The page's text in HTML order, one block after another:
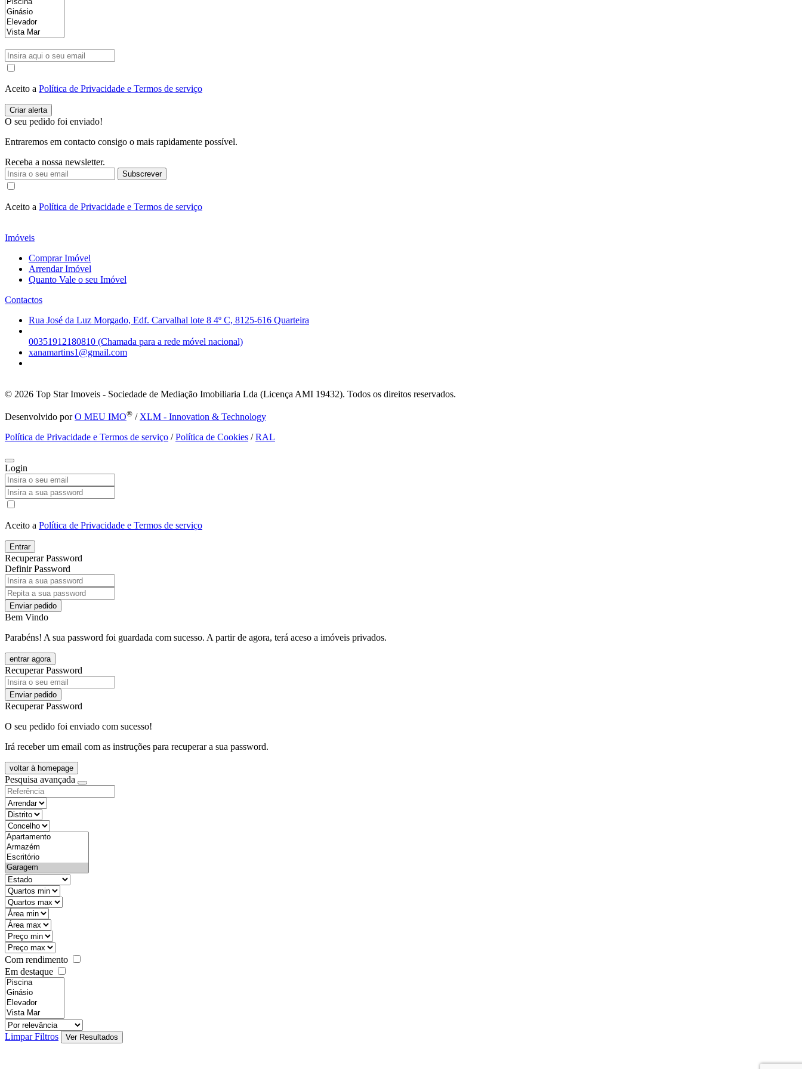
Aceito a Política de Privacidade e Termos de serviço
O seu pedido foi enviado!
Entraremos em contacto consigo o mais rapidamente possível.
Receba a nossa newsletter.
Subscrever
Aceito a Política de Privacidade e Termos de serviço
Imóveis
Comprar Imóvel
Arrendar Imóvel
Quanto Vale o seu Imóvel
Contactos
Rua José da Luz Morgado, Edf. Carvalhal lote 8 4º C, 8125-616 Quarteira
00351912180810 (Chamada para a rede móvel nacional)
xanamartins1@gmail.com
© 2026 Top Star Imoveis - Sociedade de Mediação Imobiliaria Lda (Licença AMI 19432). Todos os direitos reservados.
Desenvolvido porO MEU IMO® / XLM - Innovation & Technology
Política de Privacidade e Termos de serviço /Política de Cookies /RAL
Login
Aceito a Política de Privacidade e Termos de serviço
Entrar
Recuperar Password
Definir Password
Enviar pedido
Bem Vindo
Parabéns! A sua password foi guardada com sucesso. A partir de agora, terá aceso a imóveis privados.
entrar agora
Recuperar Password
Enviar pedido
Recuperar Password
O seu pedido foi enviado com sucesso!
Irá receber um email com as instruções para recuperar a sua password.
voltar à homepage
Pesquisa avançada
objective
districtId
countyId
types
state
mintypo
maxtypo
minarea
maxarea
minprice
maxprice
Com rendimento
Em destaque
features
realestateOrder
Limpar Filtros
Ver Resultados